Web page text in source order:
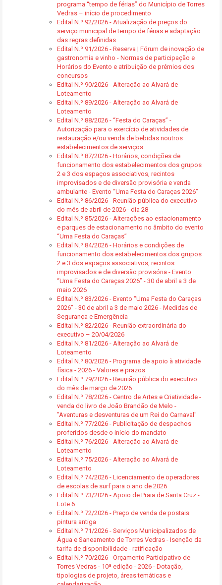
programa “tempo de férias” do Município de Torres
Vedras – início de procedimento
Edital N.º 92/2026 - Atualização de preços do
serviço municipal de tempo de férias e adaptação
das regras definidas
Edital N.º 91/2026 - Reserva | Fórum de inovação de
gastronomia e vinho - Normas de participação e
Horários do Evento e atribuição de prémios dos
concursos
Edital N.º 90/2026 - Alteração ao Alvará de
Loteamento
Edital N.º 89/2026 - Alteração ao Alvará de
Loteamento
Edital N.º 88/2026 - “Festa do Caraças” -
Autorização para o exercício de atividades de
restauração e/ou venda de bebidas noutros
estabelecimentos de serviços:
Edital N.º 87/2026 - Horários, condições de
funcionamento dos estabelecimentos dos grupos
2 e 3 dos espaços associativos, recintos
improvisados e de diversão provisória e venda
ambulante - Evento “Uma Festa do Caraças 2026”
Edital N.º 86/2026 - Reunião pública do executivo
do mês de abril de 2026 - dia 28
Edital N.º 85/2026 - Alterações ao estacionamento
e parques de estacionamento no âmbito do evento
“Uma Festa do Caraças”
Edital N.º 84/2026 - Horários e condições de
funcionamento dos estabelecimentos dos grupos
2 e 3 dos espaços associativos, recintos
improvisados e de diversão provisória - Evento
“Uma Festa do Caraças 2026” - 30 de abril a 3 de
maio 2026
Edital N.º 83/2026 - Evento “Uma Festa do Caraças
2026” - 30 de abril a 3 de maio 2026 - Medidas de
Segurança e Emergência
Edital N.º 82/2026 - Reunião extraordinária do
executivo – 20/04/2026
Edital N.º 81/2026 - Alteração ao Alvará de
Loteamento
Edital N.º 80/2026 - Programa de apoio à atividade
física - 2026 - Valores e prazos
Edital N.º 79/2026 - Reunião pública do executivo
do mês de março de 2026
Edital N.º 78/2026 - Centro de Artes e Criatividade -
venda do livro de João Brandão de Melo -
"Aventuras e desventuras de um Rei do Carnaval"
Edital N.º 77/2026 - Publicitação de despachos
proferidos desde o início do mandato
Edital N.º 76/2026 - Alteração ao Alvará de
Loteamento
Edital N.º 75/2026 - Alteração ao Alvará de
Loteamento
Edital N.º 74/2026 - Licenciamento de operadores
de escolas de surf para o ano de 2026
Edital N.º 73/2026 - Apoio de Praia de Santa Cruz -
Lote 6
Edital N.º 72/2026 - Preço de venda de postais
pintura antiga
Edital N.º 71/2026 - Serviços Municipalizados de
Água e Saneamento de Torres Vedras - Isenção da
tarifa de disponibilidade - ratificação
Edital N.º 70/2026 - Orçamento Participativo de
Torres Vedras - 10ª edição - 2026 - Dotação,
tipologias de projeto, áreas temáticas e